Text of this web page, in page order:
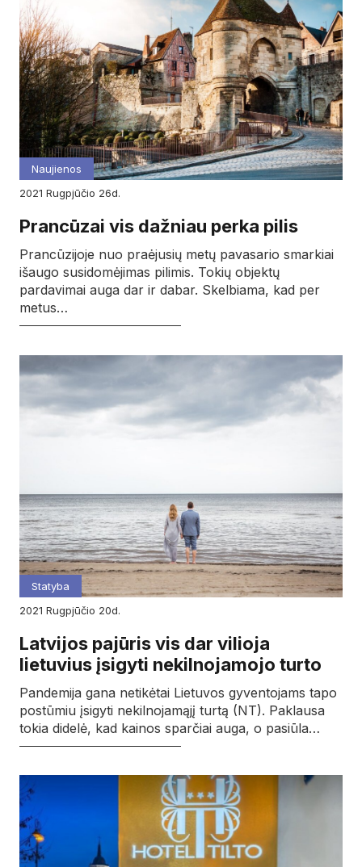
Naujienos
2021
rugpjūčio 26d.
Prancūzai vis dažniau perka pilis
Prancūzijoje nuo praėjusių metų pavasario smarkiai
išaugo susidomėjimas pilimis. Tokių objektų
pardavimai auga dar ir dabar. Skelbiama, kad per
metus…
Statyba
2021
rugpjūčio 20d.
Latvijos pajūris vis dar vilioja
lietuvius įsigyti nekilnojamojo turto
Pandemija gana netikėtai Lietuvos gyventojams tapo
postūmiu įsigyti nekilnojamąjį turtą (NT). Paklausa
tokia didelė, kad kainos sparčiai auga, o pasiūla…